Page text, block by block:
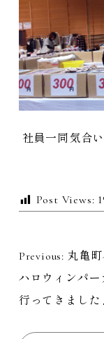
社員一同気合
Post Views:
投
稿
ナ
Previous: 丸亀
ハロウィンパー
行ってきました